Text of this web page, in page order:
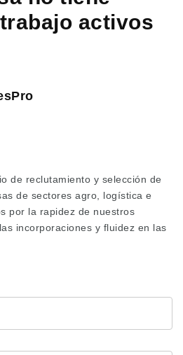
activos
de reclutamiento y selección de
de sectores agro, logística e
por la rapidez de nuestros
incorporaciones y fluidez en las